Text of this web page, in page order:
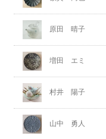
原田 晴子
増田 エミ
村井 陽子
山中 勇人